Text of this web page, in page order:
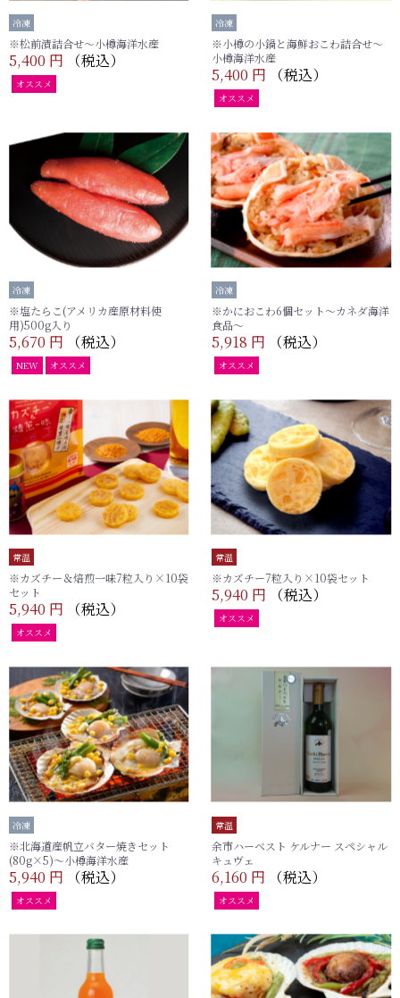
冷凍
※松前漬詰合せ～小樽海洋水産
5,400 円 （税込）
オススメ
冷凍
※小樽の小鍋と海鮮おこわ詰合せ～
小樽海洋水産
5,400 円 （税込）
オススメ
冷凍
※塩たらこ(アメリカ産原材料使
用)500g入り
5,670 円 （税込）
NEW オススメ
冷凍
※かにおこわ6個セット～カネダ海洋
食品～
5,918 円 （税込）
オススメ
常温
※カズチー＆焙煎一味7粒入り×10袋
セット
5,940 円 （税込）
オススメ
常温
※カズチー7粒入り×10袋セット
5,940 円 （税込）
オススメ
冷凍
※北海道産帆立バター焼きセット
(80g×5)～小樽海洋水産
5,940 円 （税込）
オススメ
常温
余市ハーベスト ケルナー スペシャル
キュヴェ
6,160 円 （税込）
オススメ